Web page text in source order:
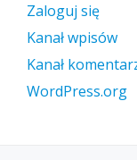
Zaloguj się
Kanał wpisów
Kanał
WordPress.org